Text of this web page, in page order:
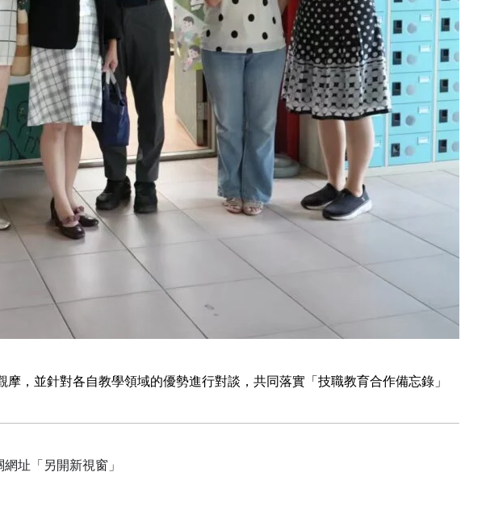
，並針對各自教學領域的優勢進行對談，共同落實「技職教育合作備忘錄」
址「另開新視窗」